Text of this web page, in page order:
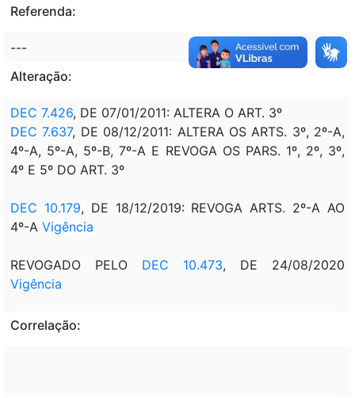
Referenda:
---
Alteração:
DEC 7.426, DE 07/01/2011: ALTERA O ART. 3º
DEC 7.637, DE 08/12/2011: ALTERA OS ARTS. 3º, 2º-A,
4º-A, 5º-A, 5º-B, 7º-A E REVOGA OS PARS. 1º, 2º, 3º,
4º E 5º DO ART. 3º
DEC 10.179, DE 18/12/2019: REVOGA ARTS. 2º-A AO
4º-A Vigência
REVOGADO PELO DEC 10.473, DE 24/08/2020
Vigência
Correlação: